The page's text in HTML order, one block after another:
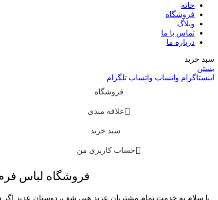
خانه
فروشگاه
وبلاگ
تماس با ما
درباره ما
سبد خرید
بستن
اینستاگرام واتساپ واتساپ تلگرام
فروشگاه
علاقه مندی
سبد خرید
حساب کاربری من
فروشگاه لباس
با سلام به خدمت تمام مشتریان عزیز هپی شف، دوستان عزیز اگر